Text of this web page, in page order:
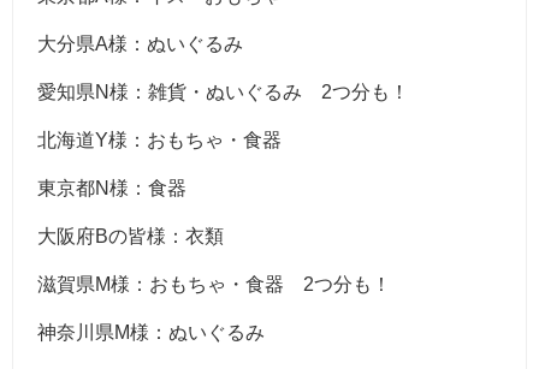
大分県A様：ぬいぐるみ
愛知県N様：雑貨・ぬいぐるみ 2つ分も！
北海道Y様：おもちゃ・食器
東京都N様：食器
大阪府Bの皆様：衣類
滋賀県M様：おもちゃ・食器 2つ分も！
神奈川県M様：ぬいぐるみ